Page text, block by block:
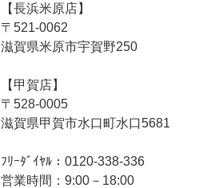
【長浜米原店】
〒521-0062
滋賀県米原市宇賀野250
【甲賀店】
〒528-0005
滋賀県甲賀市水口町水口5681
ﾌﾘｰﾀﾞｲﾔﾙ：0120-338-336
営業時間：9:00－18:00